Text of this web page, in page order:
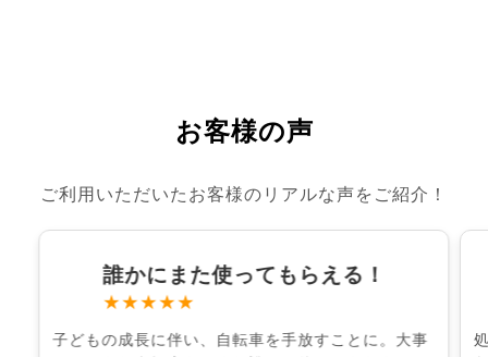
お客様の声
ご利用いただいたお客様のリアルな声をご紹介！
誰かにまた使ってもらえる！
★★★★★
子どもの成長に伴い、自転車を手放すことに。大事